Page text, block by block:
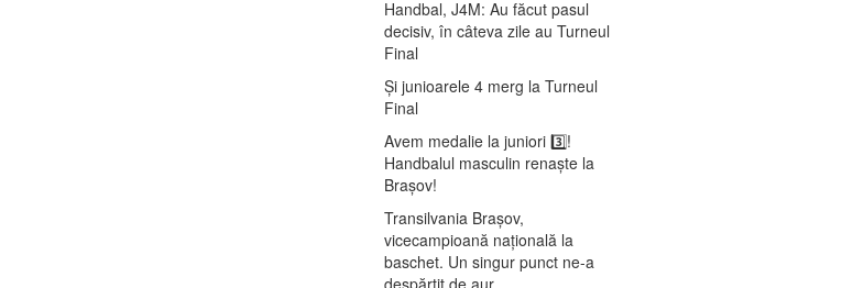
Handbal, J4M: Au făcut pasul
decisiv, în câteva zile au Turneul
Final
Și junioarele 4 merg la Turneul
Final
Avem medalie la juniori 3️⃣!
Handbalul masculin renaște la
Brașov!
Transilvania Brașov,
vicecampioană națională la
baschet. Un singur punct ne-a
despărțit de aur